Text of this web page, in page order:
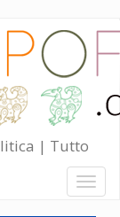
| Tutto
Toggle